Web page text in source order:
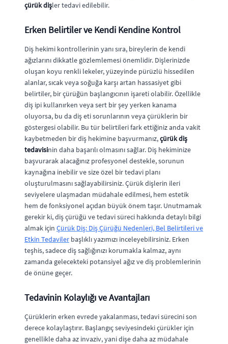
çürük dişler tedavi edilebilir.
Erken Belirtiler ve Kendi Kendine Kontrol
Diş hekimi kontrollerinin yanı sıra, bireylerin de kendi
ağızlarını dikkatle gözlemlemesi önemlidir. Dişlerinizde
oluşan koyu renkli lekeler, yüzeyinde pürüzlü hissedilen
alanlar, sıcak veya soğuğa karşı artan hassasiyet gibi
belirtiler, bir çürüğün başlangıcının işareti olabilir. Özellikle
diş ipi kullanırken veya sert bir şey yerken kanama
oluyorsa, bu da diş eti sorunlarının veya çürüklerin bir
göstergesi olabilir. Bu tür belirtileri fark ettiğiniz anda vakit
kaybetmeden bir diş hekimine başvurmanız,çürük diş
tedavisinin daha başarılı olmasını sağlar. Diş hekiminize
başvurarak alacağınız profesyonel destekle, sorunun
kaynağına inebilir ve size özel bir tedavi planı
oluşturulmasını sağlayabilirsiniz. Çürük dişlerin ileri
seviyelere ulaşmadan müdahale edilmesi, hem estetik
hem de fonksiyonel açıdan büyük önem taşır. Unutmamak
gerekir ki, diş çürüğü ve tedavi süreci hakkında detaylı bilgi
almak için Çürük Diş: Diş Çürüğü Nedenleri, Bel Belirtileri ve
Etkin Tedaviler başlıklı yazımızı inceleyebilirsiniz. Erken
teşhis, sadece diş sağlığınızı korumakla kalmaz, aynı
zamanda gelecekteki potansiyel ağız ve diş problemlerinin
de önüne geçer.
Tedavinin Kolaylığı ve Avantajları
Çürüklerin erken evrede yakalanması, tedavi sürecini son
derece kolaylaştırır. Başlangıç seviyesindeki çürükler için
genellikle daha az invaziv, yani dişe daha az müdahale